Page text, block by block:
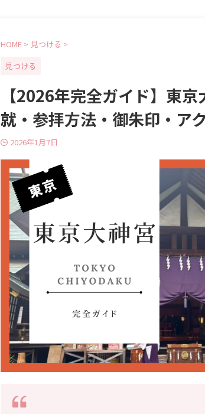
HOME > 見つける >
見つける
【2026年完全ガイド】東
就・参拝方法・御朱印・ア
2026年1月7日